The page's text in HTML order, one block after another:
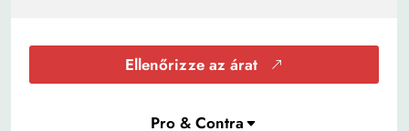
Ellenőrizze az árat